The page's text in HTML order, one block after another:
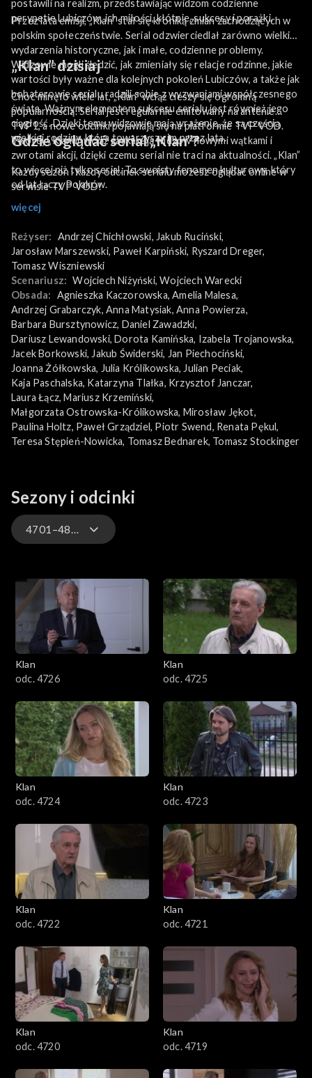
postawili na realizm, przedstawiając widzom codzienne
perypetie Lubiczów, ich miłości, kłótnie, sukcesy i porażki.
Przez lata emisji, „Klan” stał się kroniką zmian zachodzących w
polskim społeczeństwie. Serial odzwierciedlał zarówno wielkie
wydarzenia historyczne, jak i małe, codzienne problemy.
Widzowie mogli śledzić, jak zmieniały się relacje rodzinne, jakie
wartości były ważne dla kolejnych pokoleń Lubiczów, a także jak
bohaterowie serialu radzili sobie z wyzwaniami współczesnego
świata. Ważnym elementem sukcesu serialu jest również jego
ciągłość. Dzięki temu widzowie mają wrażenie, że są częścią
wielkiej rodziny, która towarzyszy im przez lata.
„Klan” dzisiaj
Choć minęło wiele lat, „Klan” wciąż cieszy się ogromną
popularnością. Serial jest regularnie emitowany na antenie
TVP1, a nowe odcinki pojawiają się na platformie TVP VOD.
Twórcy „Klanu” wciąż zaskakują widzów nowymi wątkami i
zwrotami akcji, dzięki czemu serial nie traci na aktualności. „Klan”
to więcej niż tylko serial. To swoisty fenomen kulturowy, który
od lat łączy Polaków.
Gdzie oglądać serial „Klan”?
Każdy sezon i każdy odcinek serialu możesz oglądać online w
serwisie TVP VOD!
więcej
Reżyser: Andrzej Chichłowski, Jakub Ruciński,
Jarosław Marszewski, Paweł Karpiński, Ryszard Dreger,
Tomasz Wiszniewski
Scenariusz: Wojciech Niżyński, Wojciech Warecki
Obsada: Agnieszka Kaczorowska, Amelia Malesa,
Andrzej Grabarczyk, Anna Matysiak, Anna Powierza,
Barbara Bursztynowicz, Daniel Zawadzki,
Dariusz Lewandowski, Dorota Kamińska, Izabela Trojanowska,
Jacek Borkowski, Jakub Świderski, Jan Piechociński,
Joanna Żółkowska, Julia Królikowska, Julian Peciak,
Kaja Paschalska, Katarzyna Tlałka, Krzysztof Janczar,
Laura Łącz, Mariusz Krzemiński,
Małgorzata Ostrowska-Królikowska, Mirosław Jękot,
Paulina Holtz, Paweł Grządziel, Piotr Swend, Renata Pękul,
Teresa Stępień-Nowicka, Tomasz Bednarek, Tomasz Stockinger
Sezony i odcinki
4701–4800
4601–4700
4501–4600
4401–4500
4301–4400
4201–4300
4101–4200
3901–4000
3801–3900
3701–3800
3601–3700
3501–3600
3401–3500
Klan
odc. 4726
Klan
odc. 4725
Klan
odc. 4724
Klan
odc. 4723
Klan
odc. 4722
Klan
odc. 4721
Klan
odc. 4720
Klan
odc. 4719